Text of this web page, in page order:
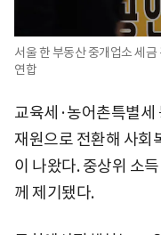
서울 한 부동산 중개업소 세
연합
교육세·농어촌특별세
재원으로 전환해 사회
이 나왔다. 중상위 소
께 제기됐다.